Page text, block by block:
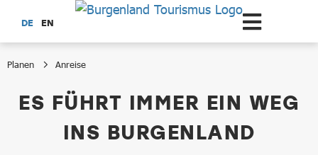
Zum Hauptinhalt springen
DE EN
Planen Anreise
AnreiseES FÜHRT IMMER EIN WEG
INS BURGENLAND